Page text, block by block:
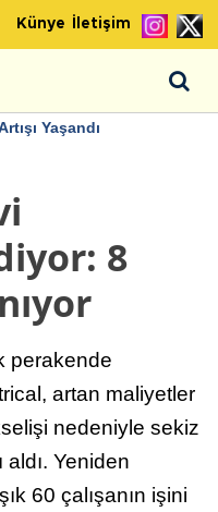
Künye İletişim
Yaşandı
8
perakende
artan maliyetler
nedeniyle sekiz
aldı. Yeniden
60 çalışanın işini